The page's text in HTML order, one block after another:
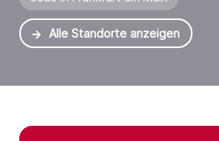
Alle Standorte anzeigen
Jobs in Branchen